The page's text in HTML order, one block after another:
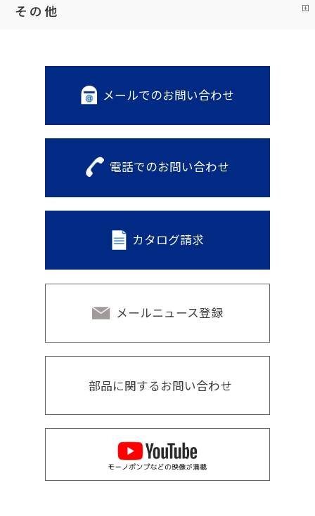
その他
メールでのお問い合わせ
電話でのお問い合わせ
カタログ請求
メールニュース登録
部品に関するお問い合わせ